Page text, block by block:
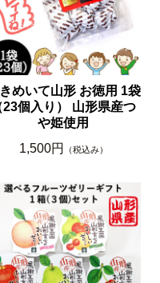
めいて山形 お徳用 1袋
23個入り） 山形県産つ
や姫使用
1,500円
（税込み）